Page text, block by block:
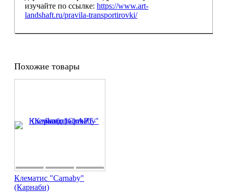
изучайте по ссылке: https://www.art-
landshaft.ru/pravila-transportirovki/
Похожие товары
Клематис "Carnaby"
(Карнаби)